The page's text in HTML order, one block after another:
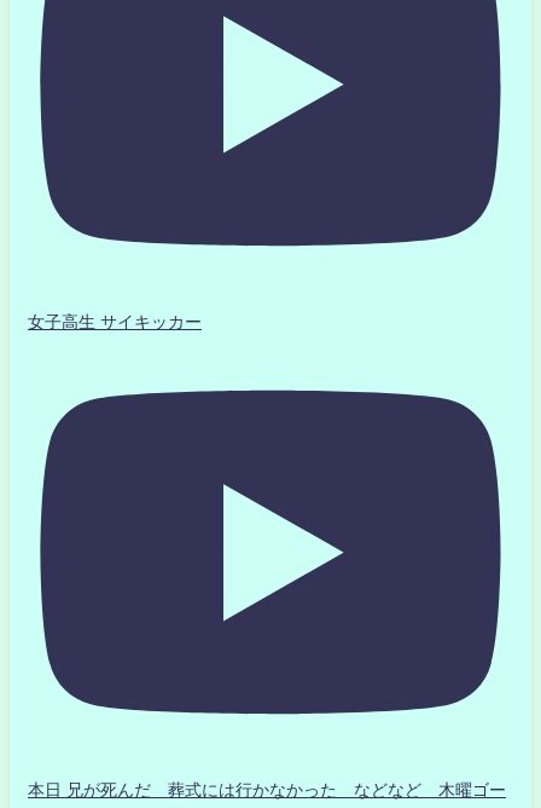
女子高生 サイキッカー
本日 兄が死んだ 葬式には行かなかった などなど 木曜ゴー